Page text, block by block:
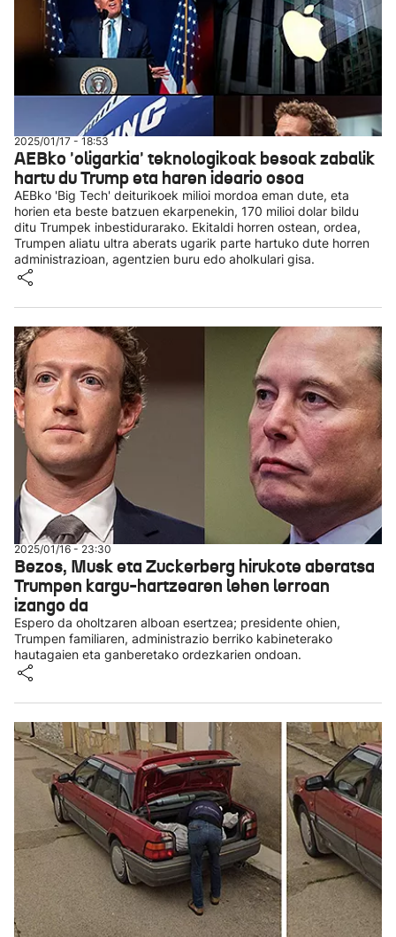
2025/01/17 - 18:53
AEBko 'oligarkia' teknologikoak besoak zabalik
hartu du Trump eta haren ideario osoa
AEBko 'Big Tech' deiturikoek milioi mordoa eman dute, eta
horien eta beste batzuen ekarpenekin, 170 milioi dolar bildu
ditu Trumpek inbestidurarako. Ekitaldi horren ostean, ordea,
Trumpen aliatu ultra aberats ugarik parte hartuko dute horren
administrazioan, agentzien buru edo aholkulari gisa.
2025/01/16 - 23:30
Bezos, Musk eta Zuckerberg hirukote aberatsa
Trumpen kargu-hartzearen lehen lerroan
izango da
Espero da oholtzaren alboan esertzea; presidente ohien,
Trumpen familiaren, administrazio berriko kabineterako
hautagaien eta ganberetako ordezkarien ondoan.